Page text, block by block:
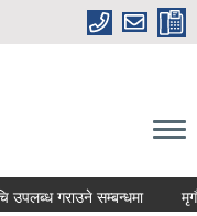
गराउने सम्बन्धमा